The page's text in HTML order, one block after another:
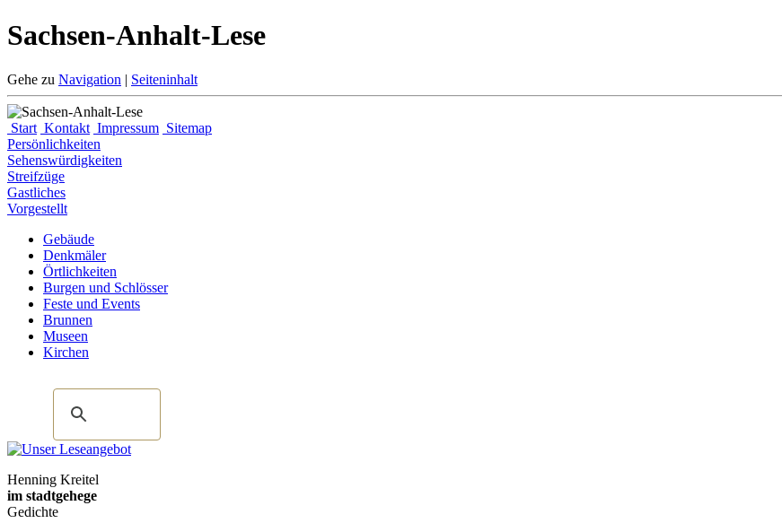
Sachsen-Anhalt-Lese
Gehe zu Navigation | Seiteninhalt
Start Kontakt Impressum Sitemap
Persönlichkeiten
Sehenswürdigkeiten
Streifzüge
Gastliches
Vorgestellt
Gebäude
Denkmäler
Örtlichkeiten
Burgen und Schlösser
Feste und Events
Brunnen
Museen
Kirchen
Henning Kreitel
im stadtgehege
Gedichte